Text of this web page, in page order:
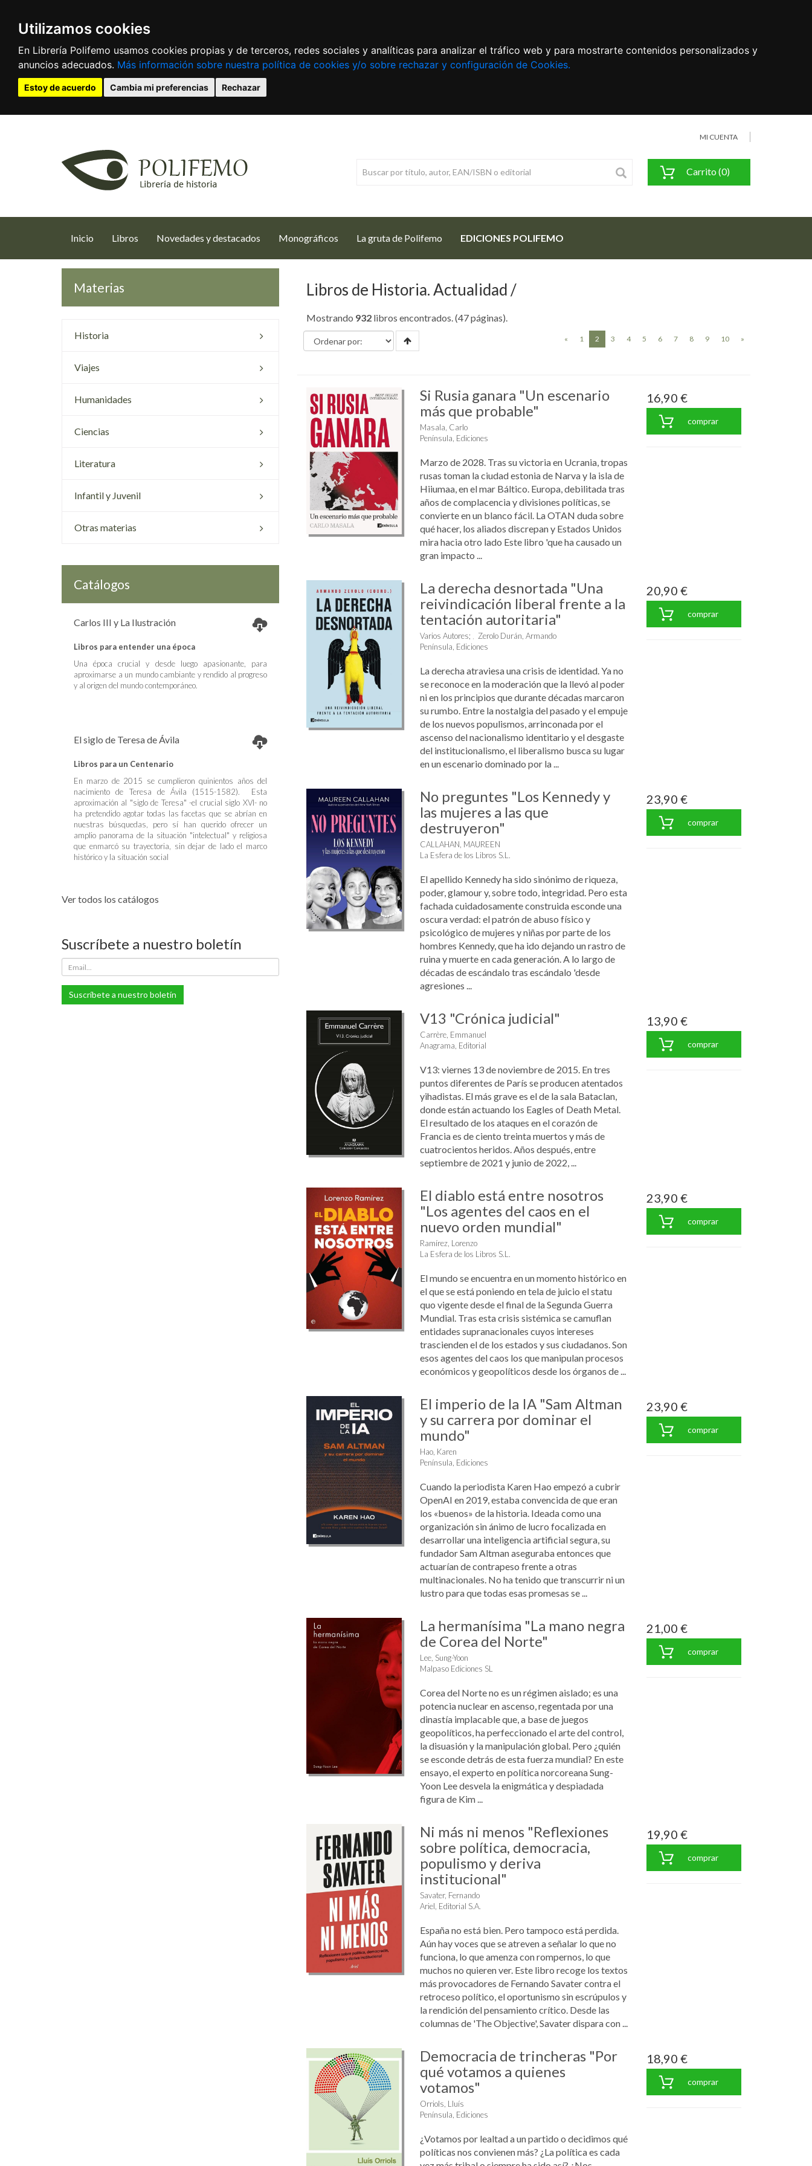
Utilizamos cookies
En Librería Polifemo usamos cookies propias y de terceros, redes sociales y analíticas para analizar el tráfico web y para mostrarte contenidos personalizados y
anuncios adecuados. Más información sobre nuestra política de cookies y/o sobre rechazar y configuración de Cookies.
Estoy de acuerdo Cambia mi preferencias Rechazar
MI CUENTA
Carrito (0)
Inicio (current)
Libros Novedades y destacados Monográficos La gruta de Polifemo EDICIONES POLIFEMO
Materias
Historia
Viajes
Humanidades
Ciencias
Literatura
Infantil y Juvenil
Otras materias
Catálogos
Carlos III y La Ilustración
Libros para entender una época
Una época crucial y desde luego apasionante, para
aproximarse a un mundo cambiante y rendido al progreso
y al origen del mundo contemporáneo.
El siglo de Teresa de Ávila
Libros para un Centenario
En marzo de 2015 se cumplieron quinientos años del
nacimiento de Teresa de Ávila (1515-1582). Esta
aproximación al "siglo de Teresa" -el crucial siglo XVI- no
ha pretendido agotar todas las facetas que se abrían en
nuestras búsquedas, pero sí han querido ofrecer un
amplio panorama de la situación "intelectual" y religiosa
que enmarcó su trayectoria, sin dejar de lado el marco
histórico y la situación social
Ver todos los catálogos
Suscríbete a nuestro boletín
Suscríbete a nuestro boletín
Libros de Historia. Actualidad
Mostrando 932 libros encontrados. (47 páginas).
« 1 2 (current)
3 4 5 6 7 8 9 10 »
Si Rusia ganara "Un escenario
más que probable"
Masala, Carlo
Península, Ediciones
Marzo de 2028. Tras su victoria en Ucrania, tropas
rusas toman la ciudad estonia de Narva y la isla de
Hiiumaa, en el mar Báltico. Europa, debilitada tras
años de complacencia y divisiones políticas, se
convierte en un blanco fácil. La OTAN duda sobre
qué hacer, los aliados discrepan y Estados Unidos
mira hacia otro lado Este libro 'que ha causado un
gran impacto ...
16,90 €
comprar
La derecha desnortada "Una
reivindicación liberal frente a la
tentación autoritaria"
Varios Autores;
Zerolo Durán, Armando
Península, Ediciones
La derecha atraviesa una crisis de identidad. Ya no
se reconoce en la moderación que la llevó al poder
ni en los principios que durante décadas marcaron
su rumbo. Entre la nostalgia del pasado y el empuje
de los nuevos populismos, arrinconada por el
ascenso del nacionalismo identitario y el desgaste
del institucionalismo, el liberalismo busca su lugar
en un escenario dominado por la ...
20,90 €
comprar
No preguntes "Los Kennedy y
las mujeres a las que
destruyeron"
CALLAHAN, MAUREEN
La Esfera de los Libros S.L.
El apellido Kennedy ha sido sinónimo de riqueza,
poder, glamour y, sobre todo, integridad. Pero esta
fachada cuidadosamente construida esconde una
oscura verdad: el patrón de abuso físico y
psicológico de mujeres y niñas por parte de los
hombres Kennedy, que ha ido dejando un rastro de
ruina y muerte en cada generación. A lo largo de
décadas de escándalo tras escándalo 'desde
agresiones ...
23,90 €
comprar
V13 "Crónica judicial"
Carrère, Emmanuel
Anagrama, Editorial
V13: viernes 13 de noviembre de 2015. En tres
puntos diferentes de París se producen atentados
yihadistas. El más grave es el de la sala Bataclan,
donde están actuando los Eagles of Death Metal.
El resultado de los ataques en el corazón de
Francia es de ciento treinta muertos y más de
cuatrocientos heridos. Años después, entre
septiembre de 2021 y junio de 2022, ...
13,90 €
comprar
El diablo está entre nosotros
"Los agentes del caos en el
nuevo orden mundial"
Ramírez, Lorenzo
La Esfera de los Libros S.L.
El mundo se encuentra en un momento histórico en
el que se está poniendo en tela de juicio el statu
quo vigente desde el final de la Segunda Guerra
Mundial. Tras esta crisis sistémica se camuflan
entidades supranacionales cuyos intereses
trascienden el de los estados y sus ciudadanos. Son
esos agentes del caos los que manipulan procesos
económicos y geopolíticos desde los órganos de ...
23,90 €
comprar
El imperio de la IA "Sam Altman
y su carrera por dominar el
mundo"
Hao, Karen
Península, Ediciones
Cuando la periodista Karen Hao empezó a cubrir
OpenAI en 2019, estaba convencida de que eran
los «buenos» de la historia. Ideada como una
organización sin ánimo de lucro focalizada en
desarrollar una inteligencia artificial segura, su
fundador Sam Altman aseguraba entonces que
actuarían de contrapeso frente a otras
multinacionales. No ha tenido que transcurrir ni un
lustro para que todas esas promesas se ...
23,90 €
comprar
La hermanísima "La mano negra
de Corea del Norte"
Lee, Sung-Yoon
Malpaso Ediciones SL
Corea del Norte no es un régimen aislado; es una
potencia nuclear en ascenso, regentada por una
dinastía implacable que, a base de juegos
geopolíticos, ha perfeccionado el arte del control,
la disuasión y la manipulación global. Pero ¿quién
se esconde detrás de esta fuerza mundial? En este
ensayo, el experto en política norcoreana Sung-
Yoon Lee desvela la enigmática y despiadada
figura de Kim ...
21,00 €
comprar
Ni más ni menos "Reflexiones
sobre política, democracia,
populismo y deriva
institucional"
Savater, Fernando
Ariel, Editorial S.A.
España no está bien. Pero tampoco está perdida.
Aún hay voces que se atreven a señalar lo que no
funciona, lo que amenza con rompernos, lo que
muchos no quieren ver. Este libro recoge los textos
más provocadores de Fernando Savater contra el
retroceso político, el oportunismo sin escrúpulos y
la rendición del pensamiento crítico. Desde las
columnas de 'The Objective', Savater dispara con ...
19,90 €
comprar
Democracia de trincheras "Por
qué votamos a quienes
votamos"
Orriols, Lluís
Península, Ediciones
¿Votamos por lealtad a un partido o decidimos qué
políticas nos convienen más? ¿La política es cada
18,90 €
comprar